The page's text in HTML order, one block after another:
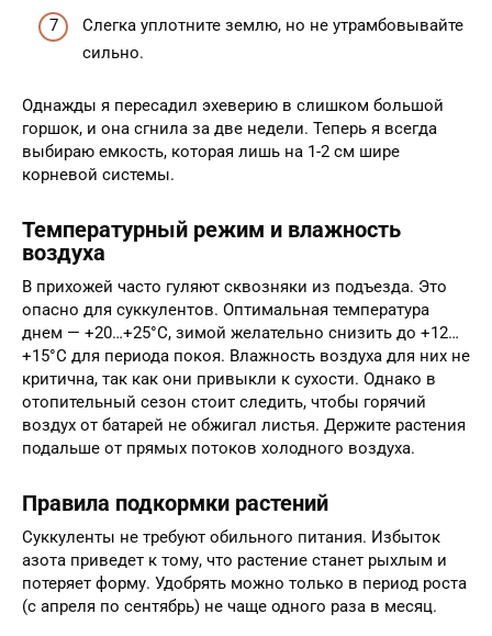
Слегка уплотните землю, но не утрамбовывайте
сильно.
Однажды я пересадил эхеверию в слишком большой
горшок, и она сгнила за две недели. Теперь я всегда
выбираю емкость, которая лишь на 1-2 см шире
корневой системы.
Температурный режим и влажность
воздуха
В прихожей часто гуляют сквозняки из подъезда. Это
опасно для суккулентов. Оптимальная температура
днем — +20…+25°C, зимой желательно снизить до +12…
+15°C для периода покоя. Влажность воздуха для них не
критична, так как они привыкли к сухости. Однако в
отопительный сезон стоит следить, чтобы горячий
воздух от батарей не обжигал листья. Держите растения
подальше от прямых потоков холодного воздуха.
Правила подкормки растений
Суккуленты не требуют обильного питания. Избыток
азота приведет к тому, что растение станет рыхлым и
потеряет форму. Удобрять можно только в период роста
(с апреля по сентябрь) не чаще одного раза в месяц.